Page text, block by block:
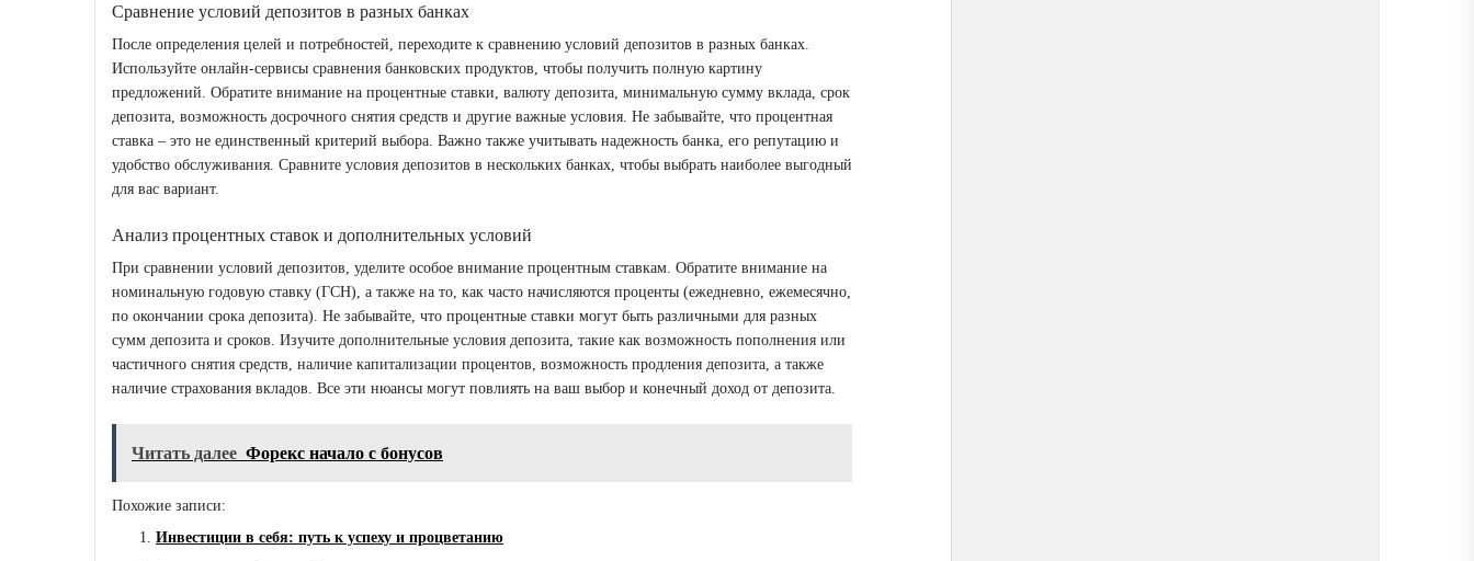
Сравнение условий депозитов в разных банках
После определения целей и потребностей, переходите к сравнению условий депозитов в разных банках.
Используйте онлайн-сервисы сравнения банковских продуктов, чтобы получить полную картину
предложений. Обратите внимание на процентные ставки, валюту депозита, минимальную сумму вклада, срок
депозита, возможность досрочного снятия средств и другие важные условия. Не забывайте, что процентная
ставка – это не единственный критерий выбора. Важно также учитывать надежность банка, его репутацию и
удобство обслуживания. Сравните условия депозитов в нескольких банках, чтобы выбрать наиболее выгодный
для вас вариант.
Анализ процентных ставок и дополнительных условий
При сравнении условий депозитов, уделите особое внимание процентным ставкам. Обратите внимание на
номинальную годовую ставку (ГСН), а также на то, как часто начисляются проценты (ежедневно, ежемесячно,
по окончании срока депозита). Не забывайте, что процентные ставки могут быть различными для разных
сумм депозита и сроков. Изучите дополнительные условия депозита, такие как возможность пополнения или
частичного снятия средств, наличие капитализации процентов, возможность продления депозита, а также
наличие страхования вкладов. Все эти нюансы могут повлиять на ваш выбор и конечный доход от депозита.
Читать далее Форекс начало с бонусов
Похожие записи:
Инвестиции в себя: путь к успеху и процветанию